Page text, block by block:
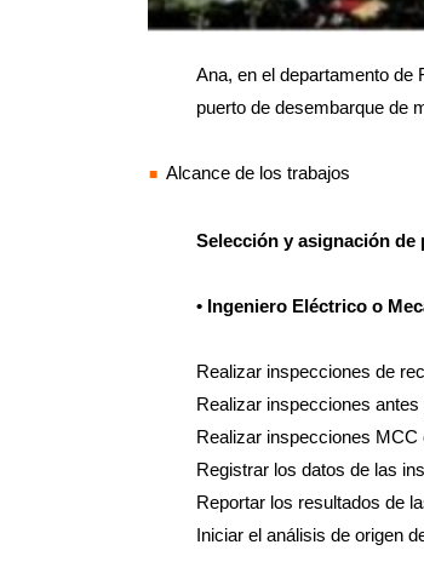
Ana, en el departamento de
puerto de desembarque de
Alcance de los trabajos
Selección y asignación
• Ingeniero Eléctrico o
Realizar inspecciones de
Realizar inspecciones
Realizar inspecciones MCC
Registrar los datos de las
Reportar los resultados de
Iniciar el análisis de origen